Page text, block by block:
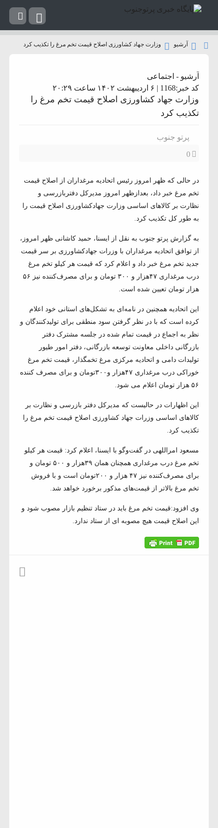
آرشیو وزارت جهاد کشاورزی اصلاح قیمت تخم مرغ را تکذیب کرد
آرشیو - اجتماعی
کد خبر:1168 | ۶ اردیبهشت ۱۴۰۲ ساعت ۲۰:۲۹
وزارت جهاد کشاورزی اصلاح قیمت تخم مرغ را
تکذیب کرد
پرتو جنوب
0
در حالی که ظهر امروز رئیس اتحادیه مرغداران از اصلاح قیمت‌
تخم مرغ خبر داد، بعدازظهر امروز مدیرکل دفتربازرسی و
نظارت بر کالاهای اساسی وزارت جهادکشاورزی اصلاح قیمت‌ را
به طور کل تکذیب کرد.
به گزارش پرتو جنوب به نقل از ایسنا، حمید کاشانی ظهر امروز،
از توافق اتحادیه مرغداران با وزرات جهادکشاورزی بر سر قیمت
جدید تخم مرغ خبر داد و اعلام کرد که قیمت هر کیلو تخم مرغ
درب مرغداری ۴۷هزار و ۳۰۰ تومان و برای مصرف‌کننده نیز ۵۶
هزار تومان تعیین شده است.
این اتحادیه همچنین در نامه‌ای به تشکل‌های استانی خود اعلام
کرده است که با در نظر گرفتن سود منطقی برای تولیدکنندگان و
نظر به اجماع در قیمت تمام شده در جلسه مشترک دفتر
بازرگانی داخلی معاونت توسعه بازرگانی، دفتر امور طیور
تولیدات دامی و اتحادیه مرکزی مرغ تخمگذار، قیمت تخم مرغ
خوراکی درب مرغداری ۴۷هزار و۳۰۰تومان و برای مصرف کننده
۵۶ هزار تومان اعلام می شود.
این اظهارات در حالیست که مدیرکل دفتر بازرسی و نظارت بر
کالاهای اساسی وزرات جهاد کشاورزی اصلاح قیمت تخم مرغ را
تکذیب کرد.
مسعود امراللهی در گفت‌وگو با ایسنا، اعلام کرد: قیمت هر کیلو
تخم مرغ درب مرغداری همچنان همان ۳۹هزار و ۵۰۰ تومان و
برای مصرف‌کننده نیز ۴۷ هزار و ۲۰۰تومان است و با فروش
تخم مرغ بالاتر از قیمت‌های مذکور برخورد خواهد شد.
وی افزود:قیمت تخم مرغ باید در ستاد تنظیم بازار مصوب شود و
این اصلاح قیمت هیچ مصوبه ای از ستاد ندارد.